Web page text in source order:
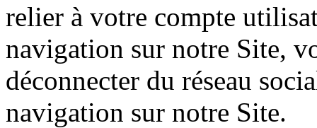
relier à votre compte
navigation sur notre Site,
déconnecter du réseau
navigation sur notre Site.